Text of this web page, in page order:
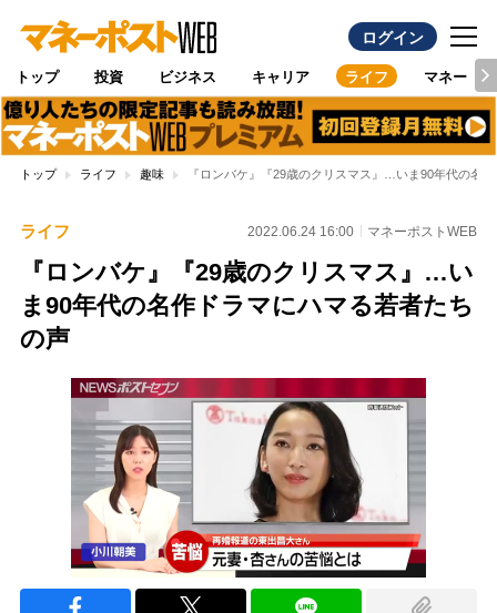
ログイン
トップ 投資 ビジネス キャリア ライフ マネー
トップ ライフ 趣味 『ロンバケ』『29歳のクリスマス』…いま90年代の名
ライフ 2022.06.24 16:00 マネーポストWEB
『ロンバケ』『29歳のクリスマス』…い
ま90年代の名作ドラマにハマる若者たち
の声